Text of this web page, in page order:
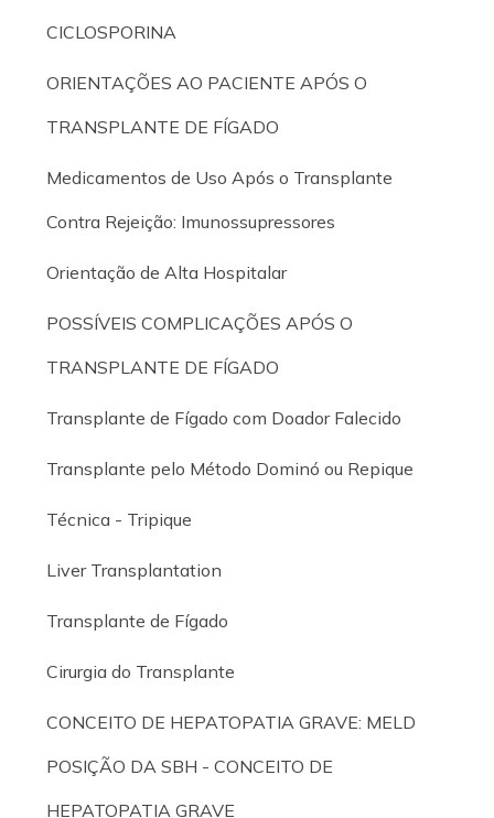
CICLOSPORINA
ORIENTAÇÕES AO PACIENTE APÓS O
TRANSPLANTE DE FÍGADO
Medicamentos de Uso Após o Transplante
Contra Rejeição: Imunossupressores
Orientação de Alta Hospitalar
POSSÍVEIS COMPLICAÇÕES APÓS O
TRANSPLANTE DE FÍGADO
Transplante de Fígado com Doador Falecido
Transplante pelo Método Dominó ou Repique
Técnica - Tripique
Liver Transplantation
Transplante de Fígado
Cirurgia do Transplante
CONCEITO DE HEPATOPATIA GRAVE: MELD
POSIÇÃO DA SBH - CONCEITO DE
HEPATOPATIA GRAVE